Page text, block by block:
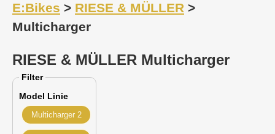
E:Bikes > RIESE & MÜLLER >
Multicharger
RIESE & MÜLLER Multicharger
Filter
Model Linie
Multicharger 2